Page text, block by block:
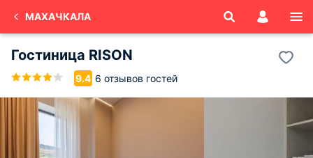
МАХАЧКАЛА
Гостиница RISON
9.4 6 отзывов гостей